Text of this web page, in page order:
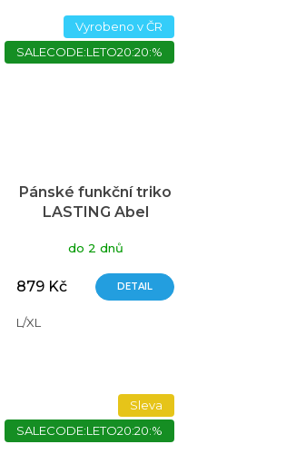
Vyrobeno v ČR
SALECODE:LETO20:20:%
Pánské funkční triko
LASTING Abel
do 2 dnů
879 Kč DETAIL
L/XL
Sleva
SALECODE:LETO20:20:%